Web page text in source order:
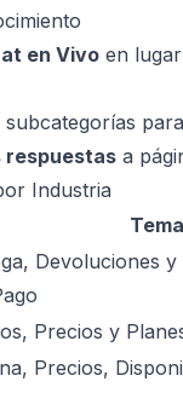
en Vivo en
respuestas a
Industria
Devoluciones
Precios y
Precios,